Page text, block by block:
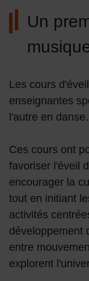
Un
Les cours
enseignantes
l'autre en danse.
Ces cours ont
favoriser l'éveil
encourager la
tout en initiant
activités
développement
entre
explorent